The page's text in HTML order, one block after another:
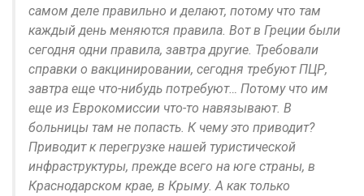
самом деле правильно и делают, потому что там
каждый день меняются правила. Вот в Греции были
сегодня одни правила, завтра другие. Требовали
справки о вакцинировании, сегодня требуют ПЦР,
завтра еще что-нибудь потребуют… Потому что им
еще из Еврокомиссии что-то навязывают. В
больницы там не попасть. К чему это приводит?
Приводит к перегрузке нашей туристической
инфраструктуры, прежде всего на юге страны, в
Краснодарском крае, в Крыму. А как только